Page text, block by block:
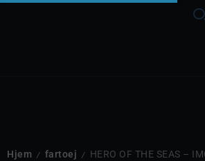
Hjem / fartoej / HERO OF THE SEAS –